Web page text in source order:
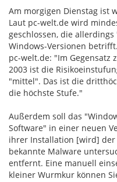
Am morgigen Dienstag ist
Laut pc-welt.de wird
geschlossen, die
Windows-Versionen
pc-welt.de: "Im Gegensatz
2003 ist die
"mittel". Das ist die
die höchste Stufe."
Außerdem soll das
Software" in einer neuen
ihrer Installation [wird] der
bekannte Malware
entfernt. Eine manuell
kleiner Wurmkur können